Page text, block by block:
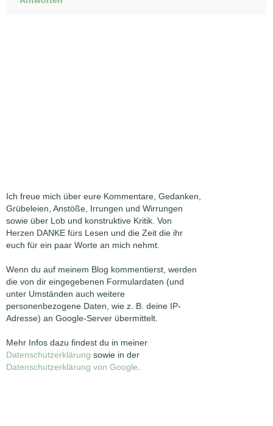
Ich freue mich über eure Kommentare, Gedanken,
Grübeleien, Anstöße, Irrungen und Wirrungen
sowie über Lob und konstruktive Kritik. Von
Herzen DANKE fürs Lesen und die Zeit die ihr
euch für ein paar Worte an mich nehmt.
Wenn du auf meinem Blog kommentierst, werden
die von dir eingegebenen Formulardaten (und
unter Umständen auch weitere
personenbezogene Daten, wie z. B. deine IP-
Adresse) an Google-Server übermittelt.
Mehr Infos dazu findest du in meiner
Datenschutzerklärung sowie in der
Datenschutzerklärung von Google